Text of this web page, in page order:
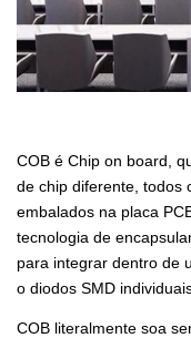
COB é Chip on board,
de chip diferente, todos
embalados na placa
tecnologia de
para integrar dentro de
o diodos SMD
COB literalmente soa